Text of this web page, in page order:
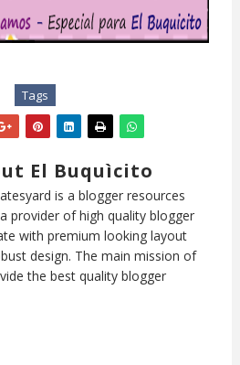
Tags
El Buquìcito
is a blogger resources
provider of high quality blogger
with premium looking layout
design. The main mission of
the best quality blogger